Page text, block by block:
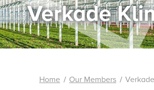
Verkade
Home Our Members